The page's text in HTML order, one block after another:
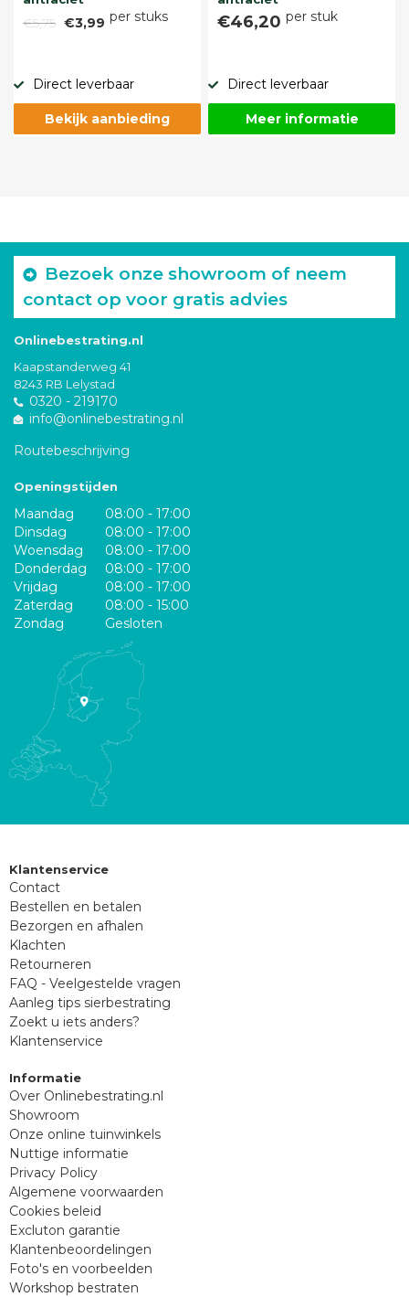
€5,75 €3,99 per stuks
Direct leverbaar
Bekijk aanbieding
€46,20 per stuk
Direct leverbaar
Meer informatie
Bezoek onze showroom of neem
contact op voor gratis advies
Onlinebestrating.nl
Kaapstanderweg 41
8243 RB Lelystad
0320 - 219170
info@onlinebestrating.nl
Routebeschrijving
Openingstijden
Maandag
08:00 - 17:00
Dinsdag
08:00 - 17:00
Woensdag
08:00 - 17:00
Donderdag
08:00 - 17:00
Vrijdag
08:00 - 17:00
Zaterdag
08:00 - 15:00
Zondag
Gesloten
Klantenservice
Contact
Bestellen en betalen
Bezorgen en afhalen
Klachten
Retourneren
FAQ - Veelgestelde vragen
Aanleg tips sierbestrating
Zoekt u iets anders?
Klantenservice
Informatie
Over Onlinebestrating.nl
Showroom
Onze online tuinwinkels
Nuttige informatie
Privacy Policy
Algemene voorwaarden
Cookies beleid
Excluton garantie
Klantenbeoordelingen
Foto's en voorbeelden
Workshop bestraten